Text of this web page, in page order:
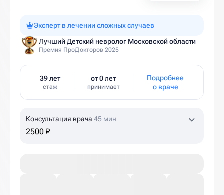
Эксперт в лечении сложных случаев
Лучший Детский невролог Московской области
Премия ПроДокторов 2025
39 лет
стаж
от 0 лет
принимает
Подробнее
о враче
Консультация врача 45 мин
2500 ₽